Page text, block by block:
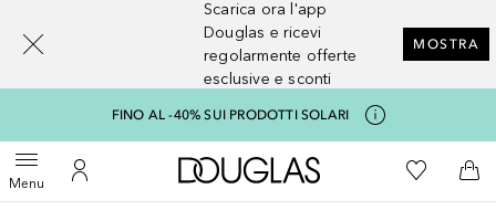
Scarica ora l'app
Douglas e ricevi
regolarmente offerte
esclusive e sconti
MOSTRA
FINO AL -40% SUI PRODOTTI SOLARI
MenuApri menuAl Mio Account
A Douglas HomeAlla Mia
Al
Torna indietro
Esegui ricerca
[navigation.slideout.screenreader]